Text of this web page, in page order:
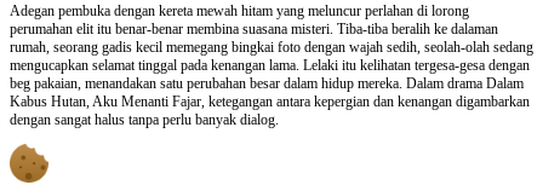
Adegan pembuka dengan kereta mewah hitam yang meluncur perlahan di lorong
perumahan elit itu benar-benar membina suasana misteri. Tiba-tiba beralih ke dalaman
rumah, seorang gadis kecil memegang bingkai foto dengan wajah sedih, seolah-olah sedang
mengucapkan selamat tinggal pada kenangan lama. Lelaki itu kelihatan tergesa-gesa dengan
beg pakaian, menandakan satu perubahan besar dalam hidup mereka. Dalam drama Dalam
Kabus Hutan, Aku Menanti Fajar, ketegangan antara kepergian dan kenangan digambarkan
dengan sangat halus tanpa perlu banyak dialog.